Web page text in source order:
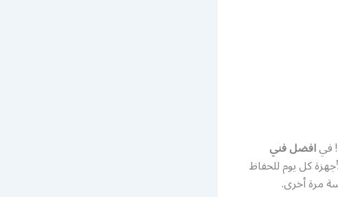
فيافضل فني
كل يوم للحفاظ
مرة أخرى.